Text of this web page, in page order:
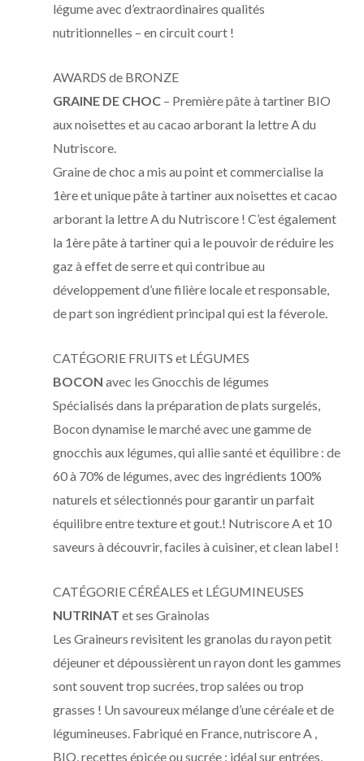
légume avec d’extraordinaires qualités
nutritionnelles – en circuit court !
AWARDS de BRONZE
GRAINE DE CHOC – Première pâte à tartiner BIO
aux noisettes et au cacao arborant la lettre A du
Nutriscore.
Graine de choc a mis au point et commercialise la
1ère et unique pâte à tartiner aux noisettes et cacao
arborant la lettre A du Nutriscore ! C’est également
la 1ère pâte à tartiner qui a le pouvoir de réduire les
gaz à effet de serre et qui contribue au
développement d’une filière locale et responsable,
de part son ingrédient principal qui est la féverole.
CATÉGORIE FRUITS et LÉGUMES
BOCON avec les Gnocchis de légumes
Spécialisés dans la préparation de plats surgelés,
Bocon dynamise le marché avec une gamme de
gnocchis aux légumes, qui allie santé et équilibre : de
60 à 70% de légumes, avec des ingrédients 100%
naturels et sélectionnés pour garantir un parfait
équilibre entre texture et gout.! Nutriscore A et 10
saveurs à découvrir, faciles à cuisiner, et clean label !
CATÉGORIE CÉRÉALES et LÉGUMINEUSES
NUTRINAT et ses Grainolas
Les Graineurs revisitent les granolas du rayon petit
déjeuner et dépoussièrent un rayon dont les gammes
sont souvent trop sucrées, trop salées ou trop
grasses ! Un savoureux mélange d’une céréale et de
légumineuses. Fabriqué en France, nutriscore A ,
BIO, recettes épicée ou sucrée : idéal sur entrées,